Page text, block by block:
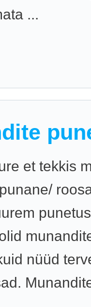
...
et tekkis
nüüd